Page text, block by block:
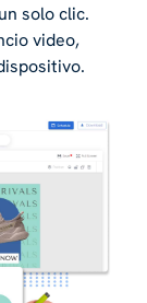
solo clic.
video,